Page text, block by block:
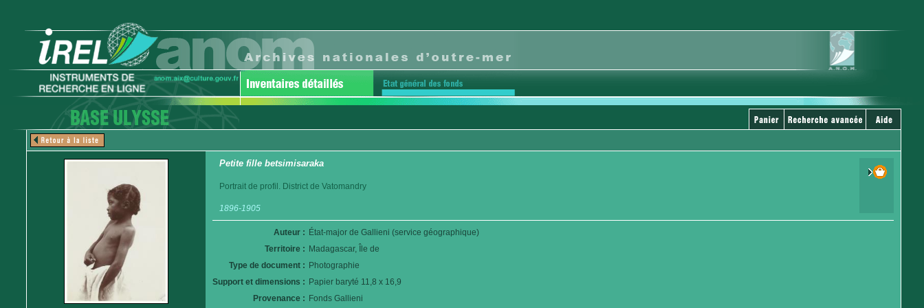
Petite fille betsimisaraka
Portrait de profil. District de Vatomandry
1896-1905
Auteur : État-major de Gallieni (service géographique)
Territoire : Madagascar, Île de
Type de document : Photographie
Support et dimensions : Papier baryté 11,8 x 16,9
Provenance : Fonds Gallieni